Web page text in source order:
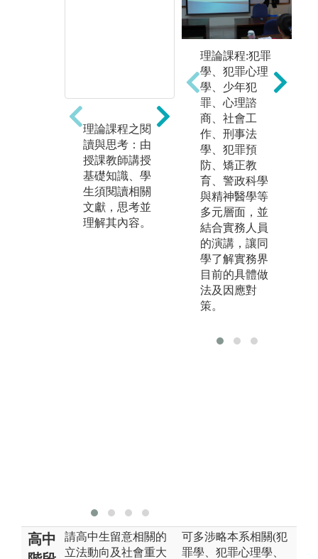
理論課程之閱
讀與思考：由
授課教師講授
基礎知識、學
生須閱讀相關
文獻，思考並
理解其內容。
案例研究之討
論與書寫：以
實際案例為專
題，邀請實務
人士座談，或
由學生進行團
體報告及分析
書寫案例之法
律關係。並訓
練書狀書寫、
國家考試解題
書寫能力。少
進行實際攻
理論課程:犯罪
學、犯罪心理
學、少年犯
罪、心理諮
商、社會工
作、刑事法
學、犯罪預
防、矯正教
育、警政科學
與精神醫學等
多元層面，並
結合實務人員
的演講，讓同
學了解實務界
目前的具體做
法及因應對
策。
高中
請高中生留意相關的
立法動向及社會重大
可多涉略本系相關(犯
罪學、犯罪心理學、